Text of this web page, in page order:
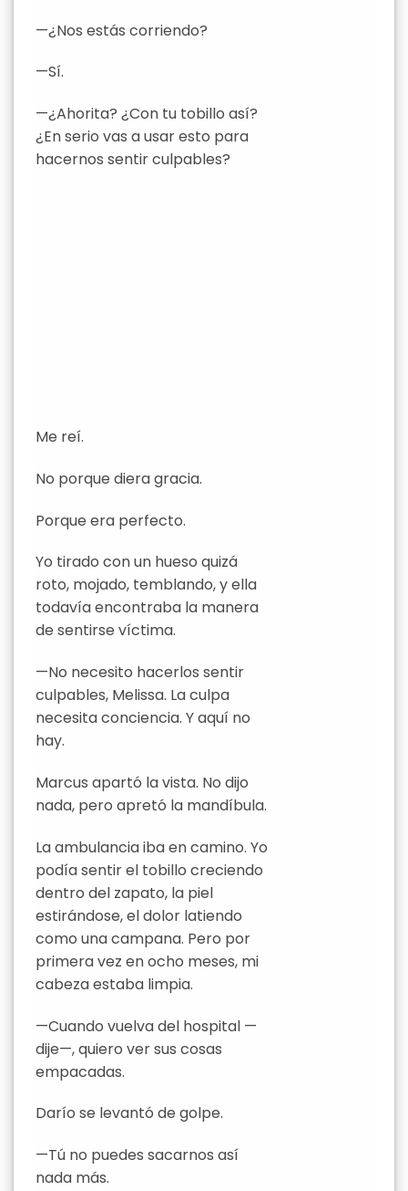
—¿Nos estás corriendo?
—Sí.
—¿Ahorita? ¿Con tu tobillo así?
¿En serio vas a usar esto para
hacernos sentir culpables?
Me reí.
No porque diera gracia.
Porque era perfecto.
Yo tirado con un hueso quizá
roto, mojado, temblando, y ella
todavía encontraba la manera
de sentirse víctima.
—No necesito hacerlos sentir
culpables, Melissa. La culpa
necesita conciencia. Y aquí no
hay.
Marcus apartó la vista. No dijo
nada, pero apretó la mandíbula.
La ambulancia iba en camino. Yo
podía sentir el tobillo creciendo
dentro del zapato, la piel
estirándose, el dolor latiendo
como una campana. Pero por
primera vez en ocho meses, mi
cabeza estaba limpia.
—Cuando vuelva del hospital —
dije—, quiero ver sus cosas
empacadas.
Darío se levantó de golpe.
—Tú no puedes sacarnos así
nada más.